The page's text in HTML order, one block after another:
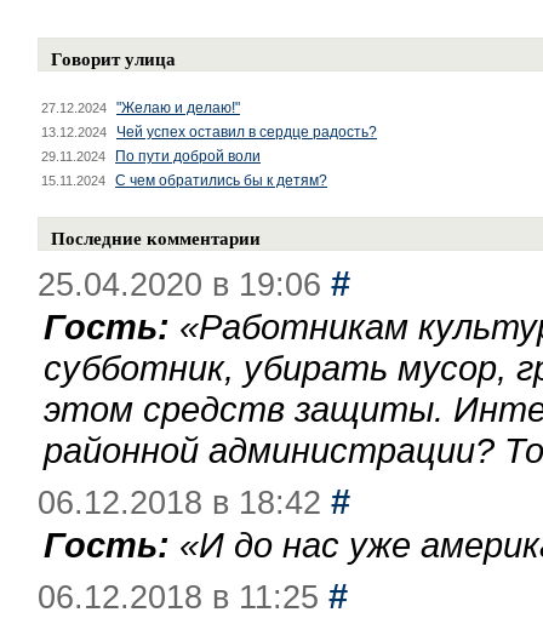
Говорит улица
27.12.2024 "Желаю и делаю!"
13.12.2024 Чей успех оставил в сердце радость?
29.11.2024 По пути доброй воли
15.11.2024 С чем обратились бы к детям?
Последние комментарии
25.04.2020 в 19:06 #
Гость: «Работникам
субботник, убирать мусор,
этом средств защиты.
районной администрации?
06.12.2018 в 18:42 #
Гость: «И до нас уже
06.12.2018 в 11:25 #